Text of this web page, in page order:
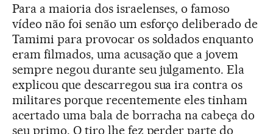
Para a maioria dos israelenses, o famoso
vídeo não foi senão um esforço deliberado de
Tamimi para provocar os soldados enquanto
eram filmados, uma acusação que a jovem
sempre negou durante seu julgamento. Ela
explicou que descarregou sua ira contra os
militares porque recentemente eles tinham
acertado uma bala de borracha na cabeça do
seu primo. O tiro lhe fez perder parte do